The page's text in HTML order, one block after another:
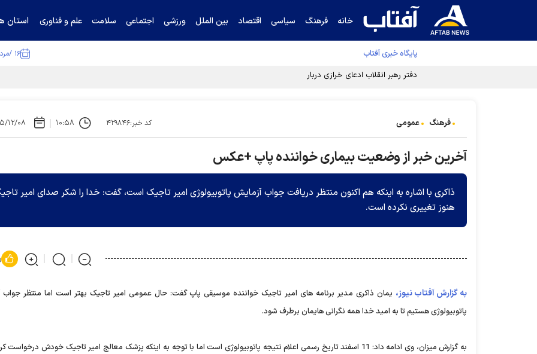
خانه فرهنگ سیاسی اقتصاد بین الملل ورزشی اجتماعی سلامت علم و فناوری استان
پایگاه خبری آفتاب ۱۶ /مرداد /۱۴۰۵
دفتر رهبر انقلاب ادعای خرازی درباره پزشکیان را تکذیب کرد
فرهنگ عمومی کد خبر:۴۲۹۸۴۶ ۱۰:۵۸ ۱۳۹۵/
آخرین خبر از وضعیت بیماری خواننده پاپ +عکس
ذاکری با اشاره به اینکه هم اکنون منتظر دریافت جواب آزمایش پاتوبیولوژی امیر تاجیک است، گفت: خدا را شکر صدای امیر
هنوز تغییری نکرده است.
به گزارش آفتاب نیوز، یمان ذاکری مدیر برنامه های امیر تاجیک خواننده موسیقی پاپ گفت: حال عمومی امیر تاجیک بهتر است اما منتظر
پاتوبیولوژی هستیم تا به امید خدا همه نگرانی هایمان برطرف شود.
به گزارش میزان، وی ادامه داد: 11 اسفند تاریخ رسمی اعلام نتیجه پاتوبیولوژی است اما با توجه به اینکه پزشک معالج امیر تاجیک خودش درخواست